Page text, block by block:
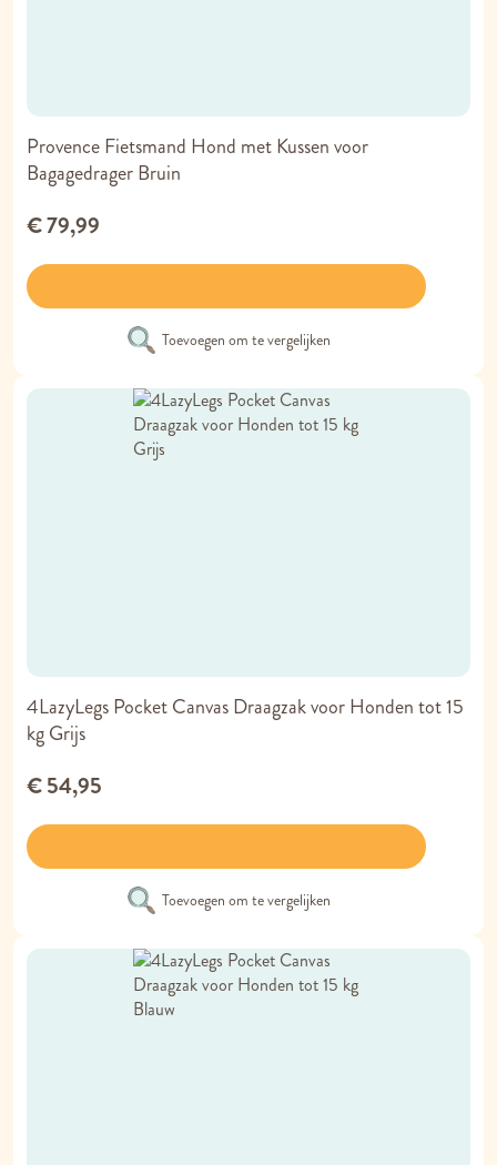
Provence Fietsmand Hond met Kussen voor
Bagagedrager Bruin
€ 79,99
Toevoegen om te vergelijken
4LazyLegs Pocket Canvas Draagzak voor Honden tot 15
kg Grijs
€ 54,95
Toevoegen om te vergelijken